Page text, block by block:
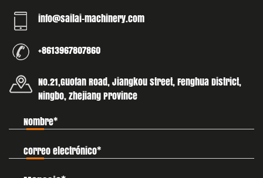
info@sailai-machinery.com
+8613967807860
No.21,Guofan Road, Jiangkou street, Fenghua District,
Ningbo, Zhejiang Province